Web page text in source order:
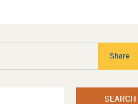
Share
SEARCH